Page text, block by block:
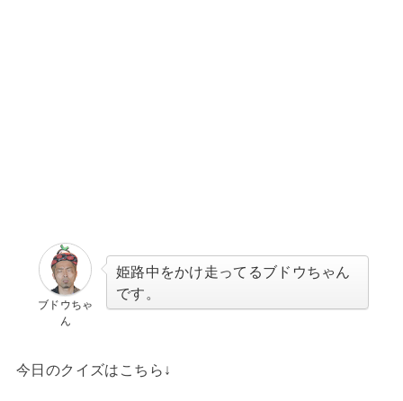
ブドウちゃ
ん
姫路中をかけ走ってるブドウちゃん
です。
今日のクイズはこちら↓